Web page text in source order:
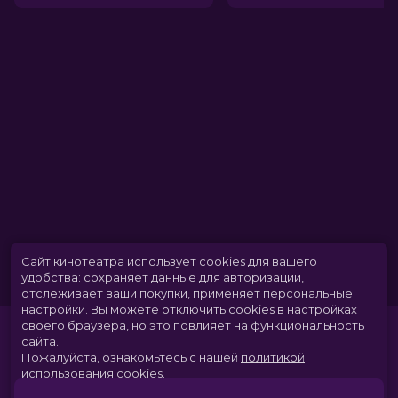
Сайт кинотеатра использует cookies для вашего
удобства: сохраняет данные для авторизации,
отслеживает ваши покупки, применяет персональные
настройки. Вы можете отключить cookies в настройках
своего браузера, но это повлияет на функциональность
сайта.
Пожалуйста, ознакомьтесь с нашей политикой
использования cookies